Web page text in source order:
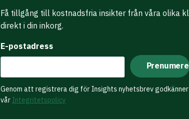
Få tillgång till kostnadsfria insikter från våra olika
direkt i din inkorg.
E-postadress
Genom att registrera dig för Insights nyhetsbrev godkänner
vår Integritetspolicy